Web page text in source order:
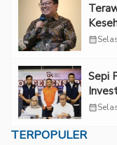
calendar_month
Sepi
calendar_month
TERPOPULER